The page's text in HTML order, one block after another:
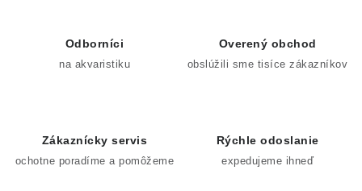
Odborníci
na akvaristiku
Overený obchod
obslúžili sme tisíce zákazníkov
Zákaznícky servis
ochotne poradíme a pomôžeme
Rýchle odoslanie
expedujeme ihneď